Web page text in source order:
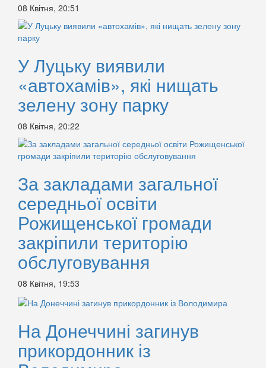
08 Квітня, 20:51
У Луцьку виявили
«автохамів», які нищать
зелену зону парку
08 Квітня, 20:22
За закладами загальної
середньої освіти
Рожищенської громади
закріпили територію
обслуговування
08 Квітня, 19:53
На Донеччині загинув
прикордонник із